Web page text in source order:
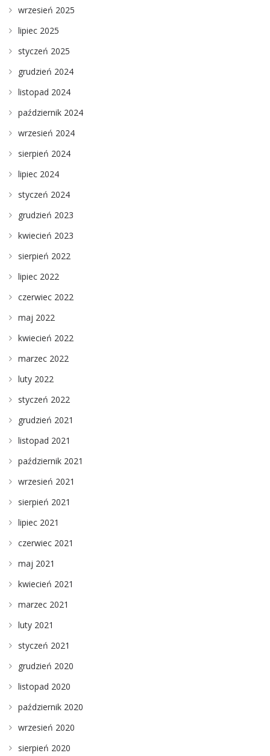
wrzesień 2025
lipiec 2025
styczeń 2025
grudzień 2024
listopad 2024
październik 2024
wrzesień 2024
sierpień 2024
lipiec 2024
styczeń 2024
grudzień 2023
kwiecień 2023
sierpień 2022
lipiec 2022
czerwiec 2022
maj 2022
kwiecień 2022
marzec 2022
luty 2022
styczeń 2022
grudzień 2021
listopad 2021
październik 2021
wrzesień 2021
sierpień 2021
lipiec 2021
czerwiec 2021
maj 2021
kwiecień 2021
marzec 2021
luty 2021
styczeń 2021
grudzień 2020
listopad 2020
październik 2020
wrzesień 2020
sierpień 2020